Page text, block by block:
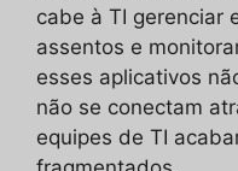
cabe à TI gerenciar
assentos e
esses aplicativos
não se conectam
equipes de TI